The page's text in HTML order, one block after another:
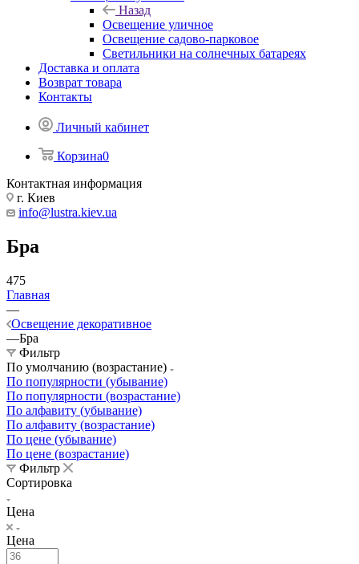
Назад
Освещение уличное
Освещение садово-парковое
Светильники на солнечных батареях
Доставка и оплата
Возврат товара
Контакты
Личный кабинет
Корзина0
Контактная информация
г. Киев
info@lustra.kiev.ua
Бра
475
Главная
—
Освещение декоративное
—Бра
Фильтр
По умолчанию (возрастание)
По популярности (убывание)
По популярности (возрастание)
По алфавиту (убывание)
По алфавиту (возрастание)
По цене (убывание)
По цене (возрастание)
Фильтр
Сортировка
Цена
Цена